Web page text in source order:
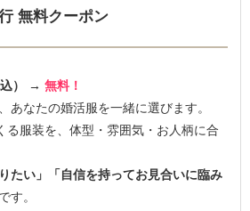
無料クーポン
） → 無料！
あなたの婚活服を一緒に選びます。
る服装を、体型・雰囲気・お人柄に合
たい」「自信を持ってお見合いに臨み
す。